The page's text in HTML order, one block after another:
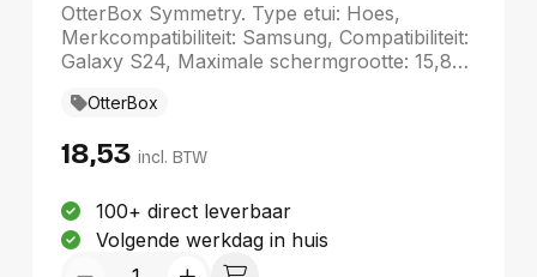
OtterBox Symmetry. Type etui: Hoes,
Merkcompatibiliteit: Samsung, Compatibiliteit:
Galaxy S24, Maximale schermgrootte: 15,8
Monochromatisch, Kleur van het product:
OtterBox
18,53 incl. BTW
100+ direct leverbaar
Volgende werkdag in huis